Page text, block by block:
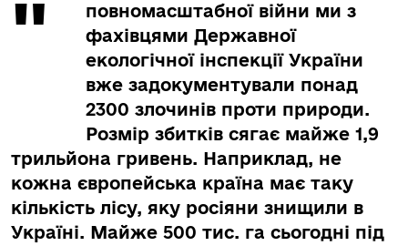
повномасштабної війни ми з
фахівцями Державної
екологічної інспекції України
вже задокументували понад
2300 злочинів проти природи.
Розмір збитків сягає майже 1,9
трильйона гривень. Наприклад, не
кожна європейська країна має таку
кількість лісу, яку росіяни знищили в
Україні. Майже 500 тис. га сьогодні під